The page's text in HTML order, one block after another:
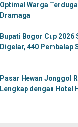
Optimal Warga
Dramaga
Bupati Bogor Cup 2026
Digelar, 440 Pembalap
Pasar Hewan Jonggol
Lengkap dengan Hotel